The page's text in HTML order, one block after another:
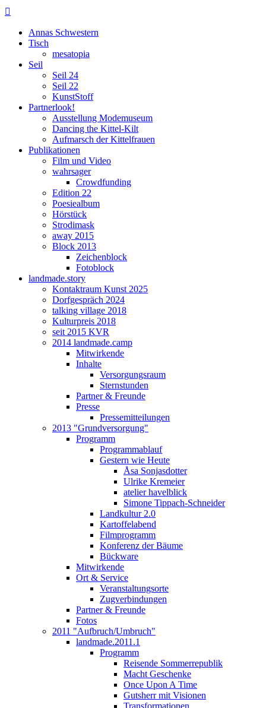

Annas Schwestern
Tisch
mesatopia
Seil
Seil 24
Seil 22
KunstStoff
Partnerlook!
Ausstellung Modemuseum
Dancing the Kittel-Kilt
Aufmarsch der Kittelfrauen
Publikationen
Film und Video
wahrsager
Crowdfunding
Edition 22
Poesiealbum
Hörstück
Strodimask
away 2015
Block 2013
Zeichenblock
Fotoblock
landmade.story
Kontaktraum Kunst 2025
Dorfgespräch 2024
talking village 2018
Kulturpreis 2018
seit 2015 KVR
2014 landmade.camp
Mitwirkende
Inhalte
Versorgungsraum
Sternstunden
Partner & Freunde
Presse
Pressemitteilungen
2013 "Grundversorgung"
Programm
Programmablauf
Gestern wie Heute
Åsa Sonjasdotter
Ulrike Kremeier
atelier havelblick
Simone Tippach-Schneider
Landkultur 2.0
Kartoffelabend
Filmprogramm
Konferenz der Bäume
Bückware
Mitwirkende
Ort & Service
Veranstaltungsorte
Zugverbindungen
Partner & Freunde
Fotos
2011 "Aufbruch/Umbruch"
landmade.2011.1
Programm
Reisende Sommerrepublik
Macht Geschenke
Once Upon A Time
Gutsherr mit Visionen
Transformationen